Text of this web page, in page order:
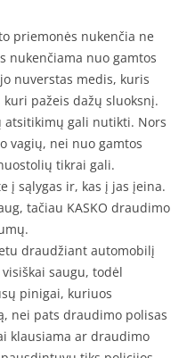
priemonės nukenčia ne
nukenčiama nuo gamtos
nuverstas medis, kuris
pažeis dažų sluoksnį.
gali nutikti. Nors
vagių, nei nuo gamtos
tikrai gali.
į sąlygas ir, kas į jas įeina.
tačiau KASKO draudimo
draudžiant automobilį
saugu, todėl
pinigai, kuriuos
nei pats draudimo polisas
klausiama ar draudimo